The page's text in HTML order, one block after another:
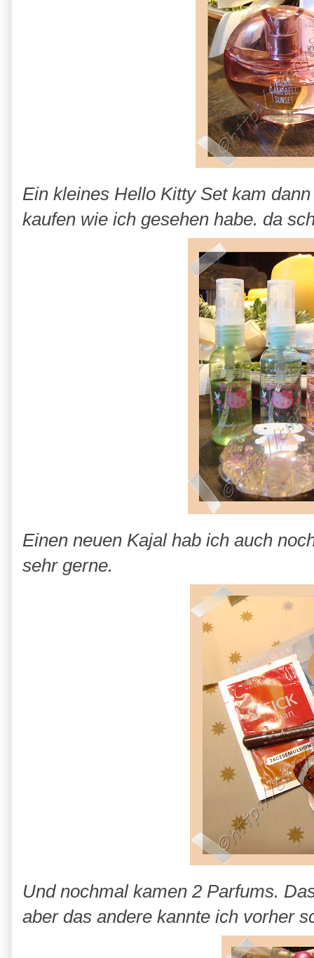
Ein kleines Hello Kitty Set kam
kaufen wie ich gesehen habe. da
Einen neuen Kajal hab ich auch
sehr gerne.
Und nochmal kamen 2 Parfums.
aber das andere kannte ich vorher